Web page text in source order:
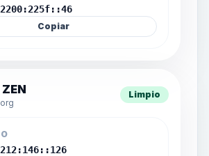
Copiar
Limpio